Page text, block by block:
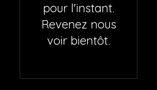
pour l'instant.
Revenez nous
voir bientôt.